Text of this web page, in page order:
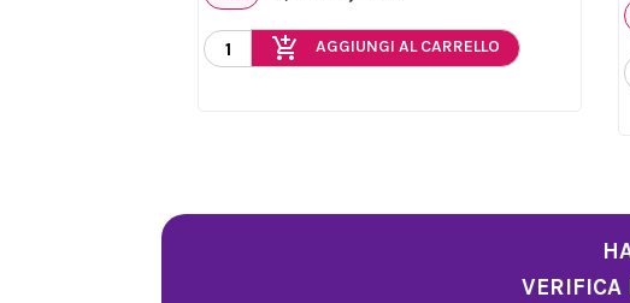
add_shopping_cart AGGIUNGI AL CARRELLO
VERIFICA